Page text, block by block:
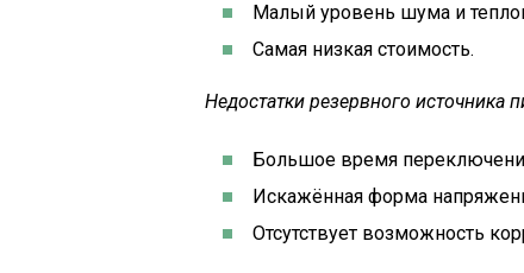
Малый уровень шума и
Самая низкая стоимость.
Недостатки резервного источника
Большое время
Искажённая форма
Отсутствует возможность